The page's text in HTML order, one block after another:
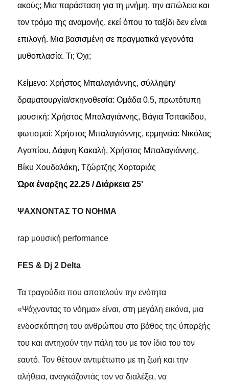
ακούς; Μια παράσταση για τη μνήμη, την απώλεια και
τον τρόμο της αναμονής, εκεί όπου το ταξίδι δεν είναι
επιλογή. Μια βασισμένη σε πραγματικά γεγονότα
μυθοπλασία. Τι; Όχι;
Κείμενο: Χρήστος Μπαλαγιάννης, σύλληψη/
δραματουργία/σκηνοθεσία: Ομάδα 0.5, πρωτότυπη
μουσική: Χρήστος Μπαλαγιάννης, Βάγια Τσιτακίδου,
φωτισμοί: Χρήστος Μπαλαγιάννης, ερμηνεία: Νικόλας
Αγαπίου, Δάφνη Κακαλή, Χρήστος Μπαλαγιάννης,
Βίκυ Χουδαλάκη, Τζώρτζης Χορταριάς
Ώρα έναρξης 22.25 / Διάρκεια 25’
ΨΑΧΝΟΝΤΑΣ ΤΟ ΝΟΗΜΑ
rap μουσική performance
FES & Dj 2 Delta
Τα τραγούδια που αποτελούν την ενότητα
«Ψάχνοντας το νόημα» είναι, στη μεγάλη εικόνα, μια
ενδοσκόπηση του ανθρώπου στο βάθος της ύπαρξής
του και αντηχούν την πάλη του με τον ίδιο του τον
εαυτό. Τον θέτουν αντιμέτωπο με τη ζωή και την
αλήθεια, αναγκάζοντάς τον να διαλέξει, να